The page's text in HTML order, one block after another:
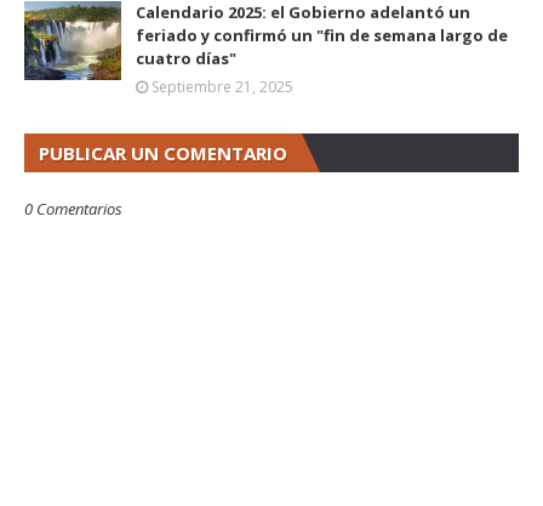
Calendario 2025: el Gobierno adelantó un
feriado y confirmó un "fin de semana largo de
cuatro días"
Septiembre 21, 2025
PUBLICAR UN COMENTARIO
0 Comentarios